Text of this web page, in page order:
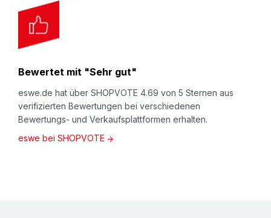
Bewertet mit "Sehr gut"
eswe.de hat über SHOPVOTE 4.69 von 5 Sternen aus
verifizierten Bewertungen bei verschiedenen
Bewertungs- und Verkaufsplattformen erhalten.
eswe bei SHOPVOTE